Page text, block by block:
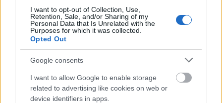
I want to opt-out of Collection, Use,
Retention, Sale, and/or Sharing of my
Personal Data that Is Unrelated with the
Purposes for which it was collected.
Opted Out
Google consents
I want to allow Google to enable storage
related to advertising like cookies on web or
device identifiers in apps.
Épített öröksége megújításával is készül
Mohács a csata ötszázadik
évfordulójára
HÍRLEVÉL